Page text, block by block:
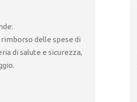
delle spese di
di salute e sicurezza,